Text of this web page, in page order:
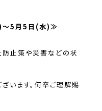
～5月5日(水)≫
止策や災害などの状
います。何卒ご理解賜